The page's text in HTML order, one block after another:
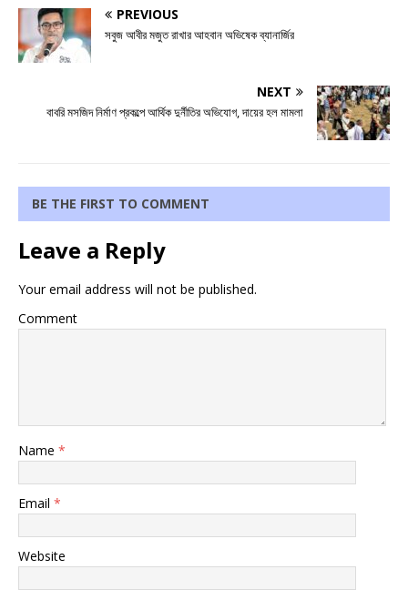
PREVIOUS
সবুজ আবীর মজুত রাখার আহবান অভিষেক ব্যানার্জির
NEXT
বাবরি মসজিদ নির্মাণ প্রকল্পে আর্থিক দুর্নীতির অভিযোগ, দায়ের হল মামলা
BE THE FIRST TO COMMENT
Leave a Reply
Your email address will not be published.
Comment
Name *
Email *
Website